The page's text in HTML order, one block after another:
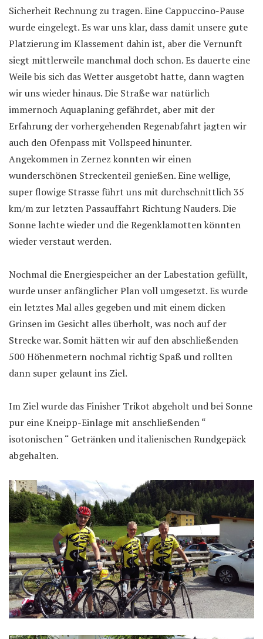
Sicherheit Rechnung zu tragen. Eine Cappuccino-Pause
wurde eingelegt. Es war uns klar, dass damit unsere gute
Platzierung im Klassement dahin ist, aber die Vernunft
siegt mittlerweile manchmal doch schon. Es dauerte eine
Weile bis sich das Wetter ausgetobt hatte, dann wagten
wir uns wieder hinaus. Die Straße war natürlich
immernoch Aquaplaning gefährdet, aber mit der
Erfahrung der vorhergehenden Regenabfahrt jagten wir
auch den Ofenpass mit Vollspeed hinunter.
Angekommen in Zernez konnten wir einen
wunderschönen Streckenteil genießen. Eine wellige,
super flowige Strasse führt uns mit durchschnittlich 35
km/m zur letzten Passauffahrt Richtung Nauders. Die
Sonne lachte wieder und die Regenklamotten könnten
wieder verstaut werden.
Nochmal die Energiespeicher an der Labestation gefüllt,
wurde unser anfänglicher Plan voll umgesetzt. Es wurde
ein letztes Mal alles gegeben und mit einem dicken
Grinsen im Gesicht alles überholt, was noch auf der
Strecke war. Somit hätten wir auf den abschließenden
500 Höhenmetern nochmal richtig Spaß und rollten
dann super gelaunt ins Ziel.
Im Ziel wurde das Finisher Trikot abgeholt und bei Sonne
pur eine Kneipp-Einlage mit anschließenden “
isotonischen “ Getränken und italienischen Rundgepäck
abgehalten.